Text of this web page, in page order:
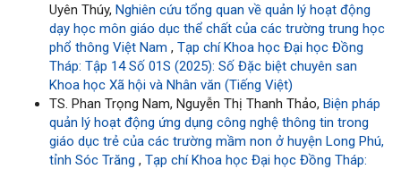
Uyên Thúy, Nghiên cứu tổng quan về quản lý hoạt động
dạy học môn giáo dục thể chất của các trường trung học
phổ thông Việt Nam , Tạp chí Khoa học Đại học Đồng
Tháp: Tập 14 Số 01S (2025): Số Đặc biệt chuyên san
Khoa học Xã hội và Nhân văn (Tiếng Việt)
TS. Phan Trọng Nam, Nguyễn Thị Thanh Thảo, Biện pháp
quản lý hoạt động ứng dụng công nghệ thông tin trong
giáo dục trẻ của các trường mầm non ở huyện Long Phú,
tỉnh Sóc Trăng , Tạp chí Khoa học Đại học Đồng Tháp: